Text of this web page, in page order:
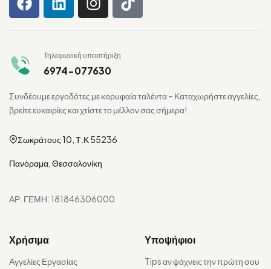
Τηλεφωνική υποστήριξη
6974-077630
Συνδέουμε εργοδότες με κορυφαία ταλέντα – Καταχωρήστε αγγελίες,
βρείτε ευκαιρίες και χτίστε το μέλλον σας σήμερα!
Σωκράτους 10, Τ.Κ 55236
Πανόραμα, Θεσσαλονίκη
ΑΡ. ΓΕΜΗ: 181846306000
Χρήσιμα
Αγγελίες Εργασίας
Υποψήφιοι
Tips αν ψάχνεις την πρώτη σου